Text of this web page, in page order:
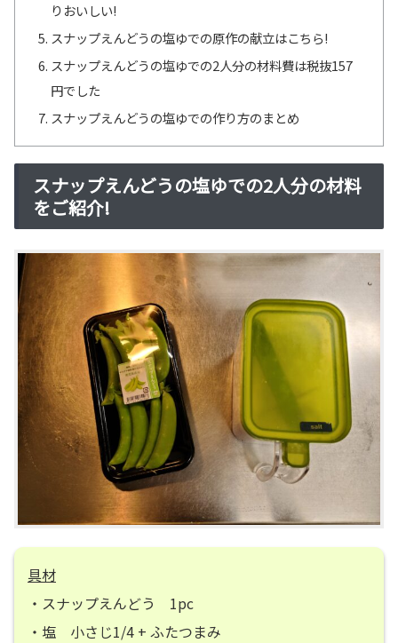
りおいしい!
スナップえんどうの塩ゆでの原作の献立はこちら!
スナップえんどうの塩ゆでの2人分の材料費は税抜157
円でした
スナップえんどうの塩ゆでの作り方のまとめ
スナップえんどうの塩ゆでの2人分の材料
をご紹介!
具材
・スナップえんどう 1pc
・塩 小さじ1/4 + ふたつまみ